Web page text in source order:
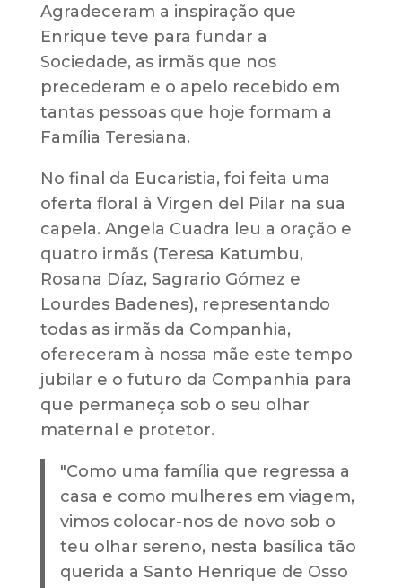
Agradeceram a inspiração que
Enrique teve para fundar a
Sociedade, as irmãs que nos
precederam e o apelo recebido em
tantas pessoas que hoje formam a
Família Teresiana.
No final da Eucaristia, foi feita uma
oferta floral à Virgen del Pilar na sua
capela. Angela Cuadra leu a oração e
quatro irmãs (Teresa Katumbu,
Rosana Díaz, Sagrario Gómez e
Lourdes Badenes), representando
todas as irmãs da Companhia,
ofereceram à nossa mãe este tempo
jubilar e o futuro da Companhia para
que permaneça sob o seu olhar
maternal e protetor.
"Como uma família que regressa a
casa e como mulheres em viagem,
vimos colocar-nos de novo sob o
teu olhar sereno, nesta basílica tão
querida a Santo Henrique de Osso